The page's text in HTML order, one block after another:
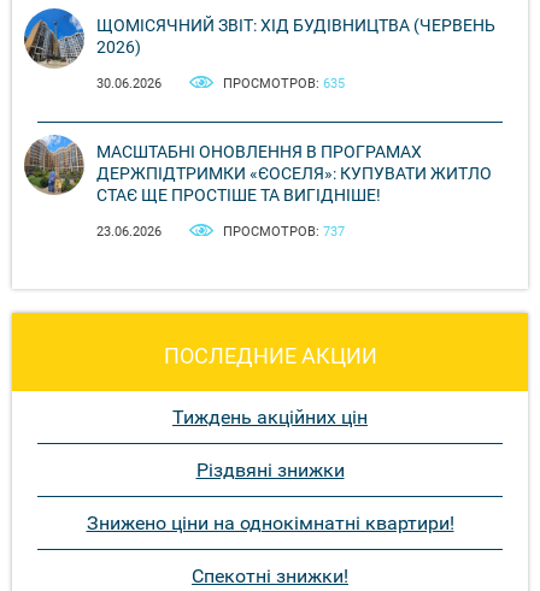
ЩОМІСЯЧНИЙ ЗВІТ: ХІД БУДІВНИЦТВА (ЧЕРВЕНЬ
2026)
30.06.2026 ПРОСМОТРОВ: 635
МАСШТАБНІ ОНОВЛЕННЯ В ПРОГРАМАХ
ДЕРЖПІДТРИМКИ «ЄОСЕЛЯ»: КУПУВАТИ ЖИТЛО
СТАЄ ЩЕ ПРОСТІШЕ ТА ВИГІДНІШЕ!
23.06.2026 ПРОСМОТРОВ: 737
ПОСЛЕДНИЕ АКЦИИ
Тиждень акційних цін
Різдвяні знижки
Знижено ціни на однокімнатні квартири!
Спекотні знижки!